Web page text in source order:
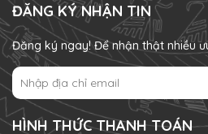
ĐĂNG KÝ NHẬN TIN
Đăng ký ngay! Để nhận thật nhiều
HÌNH THỨC THANH TOÁN